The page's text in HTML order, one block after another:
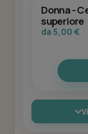
Donna -
superiore
da 5,00 €